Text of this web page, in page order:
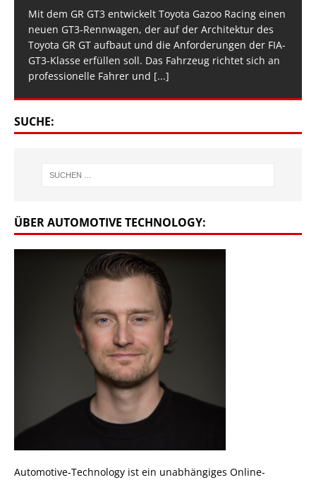
Mit dem GR GT3 entwickelt Toyota Gazoo Racing einen
neuen GT3-Rennwagen, der auf der Architektur des
Toyota GR GT aufbaut und die Anforderungen der FIA-
GT3-Klasse erfüllen soll. Das Fahrzeug richtet sich an
professionelle Fahrer und [...]
SUCHE:
ÜBER AUTOMOTIVE TECHNOLOGY:
Automotive-Technology ist ein unabhängiges Online-